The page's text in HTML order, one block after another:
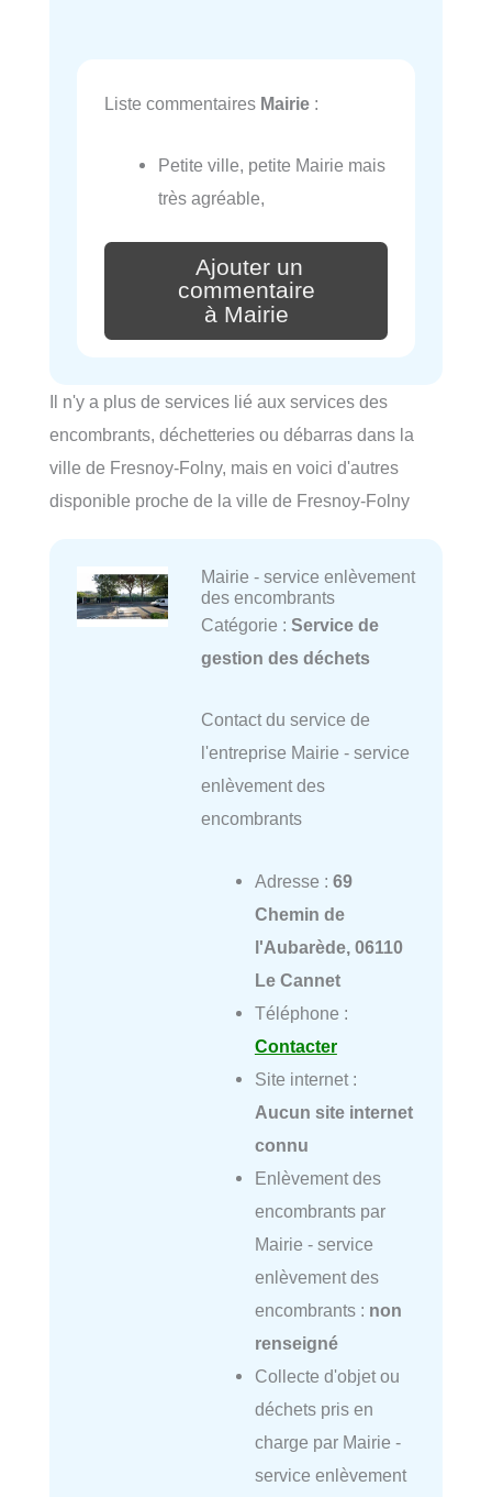
Liste commentaires Mairie :
Petite ville, petite Mairie mais
très agréable,
Ajouter un
commentaire
à Mairie
Il n'y a plus de services lié aux services des
encombrants, déchetteries ou débarras dans la
ville de Fresnoy-Folny, mais en voici d'autres
disponible proche de la ville de Fresnoy-Folny
Mairie - service enlèvement
des encombrants
Catégorie : Service de
gestion des déchets
Contact du service de
l'entreprise Mairie - service
enlèvement des
encombrants
Adresse : 69
Chemin de
l'Aubarède, 06110
Le Cannet
Téléphone :
Contacter
Site internet :
Aucun site internet
connu
Enlèvement des
encombrants par
Mairie - service
enlèvement des
encombrants : non
renseigné
Collecte d'objet ou
déchets pris en
charge par Mairie -
service enlèvement